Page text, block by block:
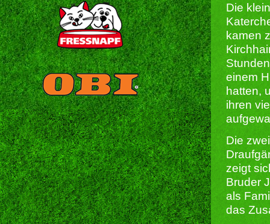
Die
kamen
einem
hatten,
ihren
Die
zeigt
Bruder
als
das